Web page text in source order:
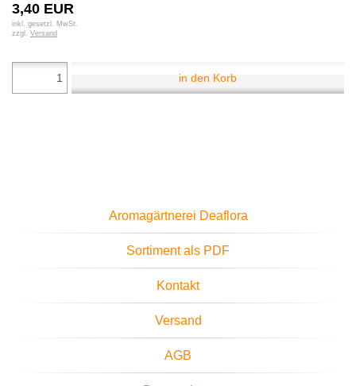
3,40 EUR
inkl. gesetzl. MwSt.
zzgl. Versand
in den Korb
Aromagärtnerei Deaflora
Sortiment als PDF
Kontakt
Versand
AGB